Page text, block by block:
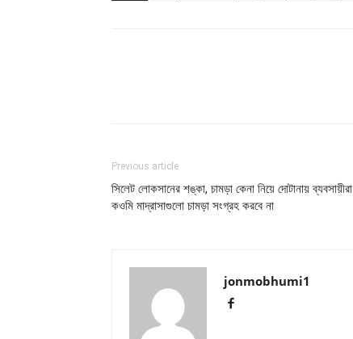
Previous article
সিলেট লোকসানের শঙ্কা, চামড়া কেনা নিয়ে দোটানায় ব্যবসায়ীরা
কওমি মাদ্রাসাগুলো চামড়া সংগ্রহ করবে না
jonmobhumi1